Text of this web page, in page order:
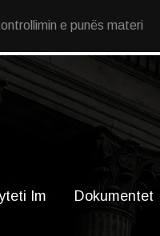
e punës materi
Im Dokumentet